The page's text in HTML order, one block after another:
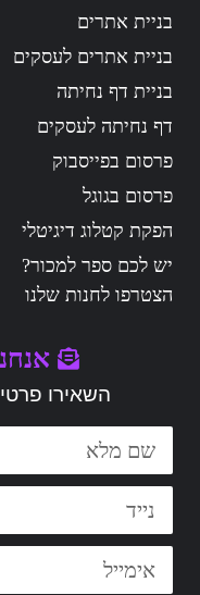
בניית אתרים
בניית אתרים לעסקים
בניית דף נחיתה
דף נחיתה לעסקים
פרסום בפייסבוק
פרסום בגוגל
הפקת קטלוג דיגיטלי
יש לכם ספר למכור?
הצטרפו לחנות שלנו
השאירו